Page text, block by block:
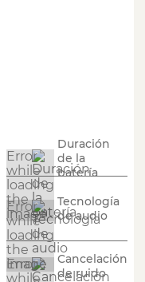
Duración
de la
batería
Tecnología
de audio
Cancelación
de ruido